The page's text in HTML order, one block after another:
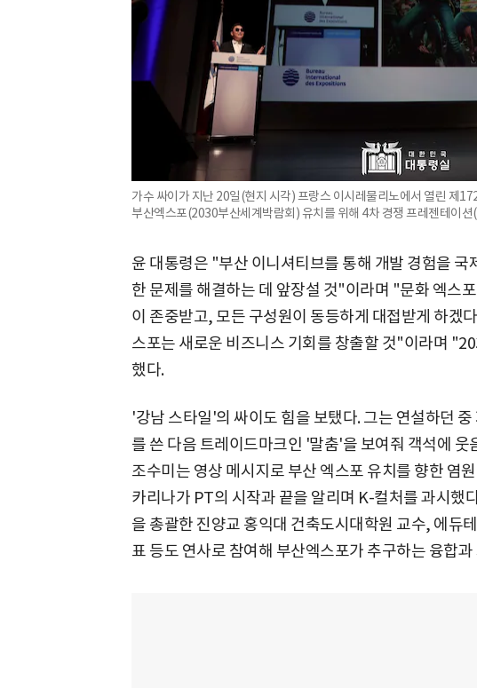
가수 싸이가 지난 20일(현지 시각) 프랑스 이시레물리노에서 열린 제
부산엑스포(2030부산세계박람회) 유치를 위해 4차 경쟁 프레젠테이
윤 대통령은 "부산 이니셔티브를 통해 개발 경험을 국
한 문제를 해결하는 데 앞장설 것"이라며 "문화 엑스
이 존중받고, 모든 구성원이 동등하게 대접받게 하겠
스포는 새로운 비즈니스 기회를 창출할 것"이라며
했다.
'강남 스타일'의 싸이도 힘을 보탰다. 그는 연설하던
를 쓴 다음 트레이드마크인 '말춤'을 보여줘 객석에 웃
조수미는 영상 메시지로 부산 엑스포 유치를 향한 염
카리나가 PT의 시작과 끝을 알리며 K-컬처를 과시했
을 총괄한 진양교 홍익대 건축도시대학원 교수, 에듀
표 등도 연사로 참여해 부산엑스포가 추구하는 융합